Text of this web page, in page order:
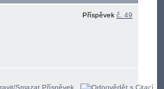
Příspěvek č. 49